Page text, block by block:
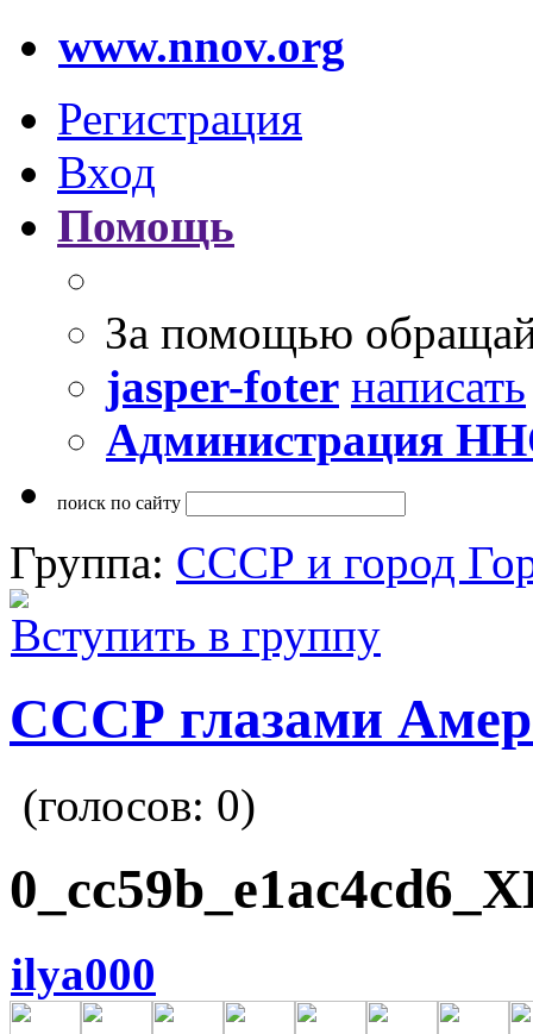
www.nnov.org
Регистрация
Вход
Помощь
За помощью
jasper-foter написать
Администрация
поиск по сайту
Группа: СССР и город
Вступить в группу
СССР глазами
(голосов: 0)
ilya000